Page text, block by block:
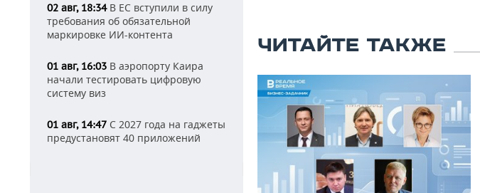
02 авг, 18:34В ЕС вступили в силу
требования об обязательной
маркировке ИИ-контента
01 авг, 16:03 В аэропорту Каира
начали тестировать цифровую
систему виз
01 авг, 14:47 С 2027 года на гаджеты
предустановят 40 приложений
ЧИТАЙТЕ ТАКЖЕ